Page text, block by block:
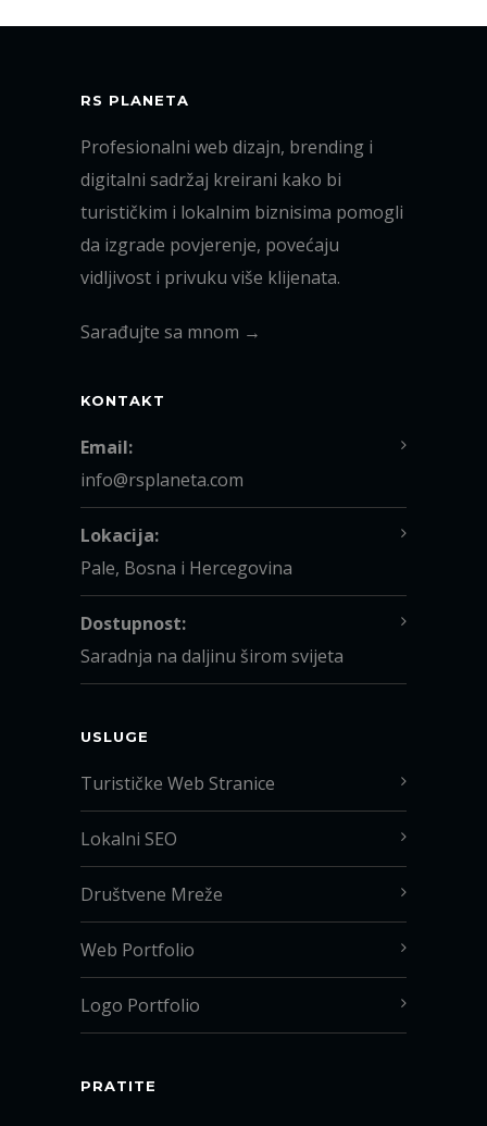
RS PLANETA
Profesionalni web dizajn, brending i
digitalni sadržaj kreirani kako bi
turističkim i lokalnim biznisima pomogli
da izgrade povjerenje, povećaju
vidljivost i privuku više klijenata.
Sarađujte sa mnom →
KONTAKT
Email:
info@rsplaneta.com
Lokacija:
Pale, Bosna i Hercegovina
Dostupnost:
Saradnja na daljinu širom svijeta
USLUGE
Turističke Web Stranice
Lokalni SEO
Društvene Mreže
Web Portfolio
Logo Portfolio
PRATITE